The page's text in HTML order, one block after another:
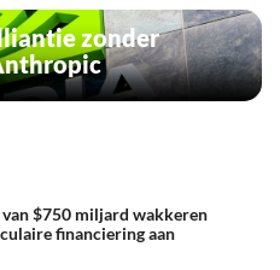
zonder
van $750 miljard wakkeren
financiering aan